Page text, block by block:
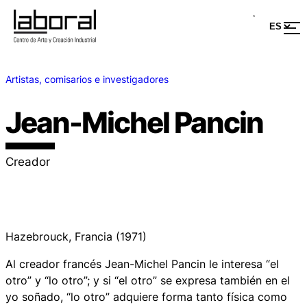
Artistas, comisarios e investigadores
Jean-Michel Pancin
Creador
Hazebrouck, Francia (1971)
Al creador francés Jean-Michel Pancin le interesa “el
otro” y “lo otro”; y si “el otro” se expresa también en el
yo soñado, “lo otro” adquiere forma tanto física como